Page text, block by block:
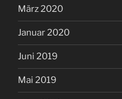
März 2020
Januar 2020
Juni 2019
Mai 2019